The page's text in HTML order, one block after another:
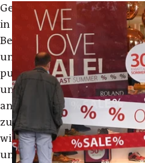
Gewerkschafter
in
Berlin
und
publiziert
unter
anderem
zu
wirtschafts-
und